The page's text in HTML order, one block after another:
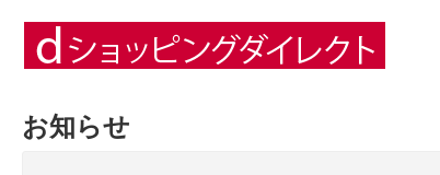
お知らせ